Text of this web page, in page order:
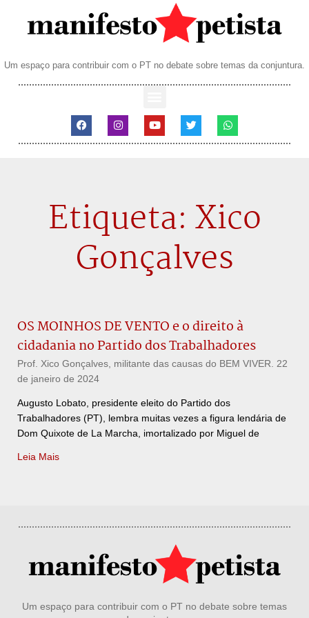
Um espaço para contribuir com o PT no debate sobre temas da conjuntura.
Etiqueta: Xico
Gonçalves
OS MOINHOS DE VENTO e o direito à
cidadania no Partido dos Trabalhadores
Prof. Xico Gonçalves, militante das causas do BEM VIVER. 22
de janeiro de 2024
Augusto Lobato, presidente eleito do Partido dos
Trabalhadores (PT), lembra muitas vezes a figura lendária de
Dom Quixote de La Marcha, imortalizado por Miguel de
Leia Mais
Um espaço para contribuir com o PT no debate sobre temas